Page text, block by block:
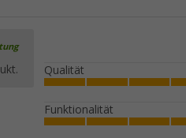
Qualität
Funktionalität